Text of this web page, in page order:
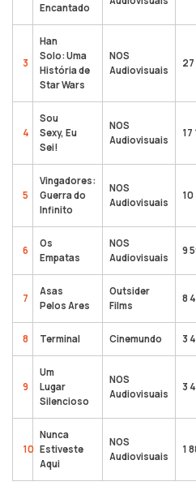
Encantado
3
Han
Solo: Uma
História de
Star Wars
NOS
Audiovisuais
27
4
Sou
Sexy, Eu
Sei!
NOS
Audiovisuais
17
5
Vingadores:
Guerra do
Infinito
NOS
Audiovisuais
10
6
Os
Empatas
NOS
Audiovisuais
9
7
Asas
Pelos Ares
Outsider
Films
8
8 Terminal Cinemundo 3
9
Um
Lugar
Silencioso
NOS
Audiovisuais
3
10
Nunca
Estiveste
Aqui
NOS
Audiovisuais
1